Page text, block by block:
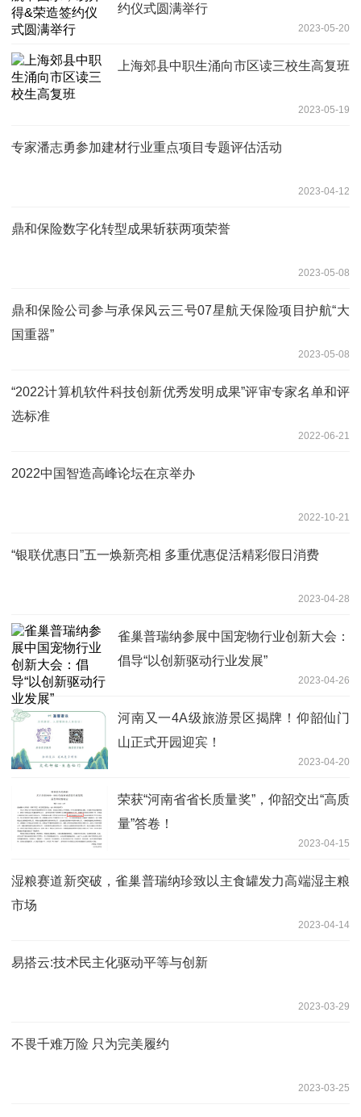
约仪式圆满举行
2023-05-20
上海郊县中职生涌向市区读三校生高复班
2023-05-19
专家潘志勇参加建材行业重点项目专题评估活动
2023-04-12
鼎和保险数字化转型成果斩获两项荣誉
2023-05-08
鼎和保险公司参与承保风云三号07星航天保险项目护航“大
国重器”
2023-05-08
“2022计算机软件科技创新优秀发明成果”评审专家名单和评
选标准
2022-06-21
2022中国智造高峰论坛在京举办
2022-10-21
“银联优惠日”五一焕新亮相 多重优惠促活精彩假日消费
2023-04-28
雀巢普瑞纳参展中国宠物行业创新大会：
倡导“以创新驱动行业发展”
2023-04-26
河南又一4A级旅游景区揭牌！仰韶仙门
山正式开园迎宾！
2023-04-20
荣获“河南省省长质量奖”，仰韶交出“高质
量”答卷！
2023-04-15
湿粮赛道新突破，雀巢普瑞纳珍致以主食罐发力高端湿主粮
市场
2023-04-14
易搭云:技术民主化驱动平等与创新
2023-03-29
不畏千难万险 只为完美履约
2023-03-25